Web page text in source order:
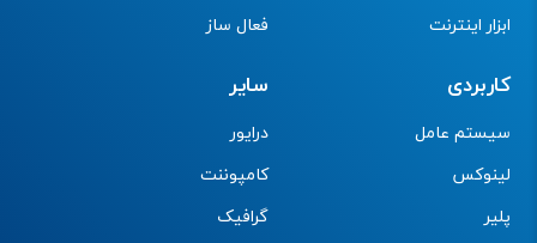
ابزار اینترنت
فعال ساز
کاربردی
سیستم عامل
لینوکس
پلیر
سایر
درایور
کامپوننت
گرافیک